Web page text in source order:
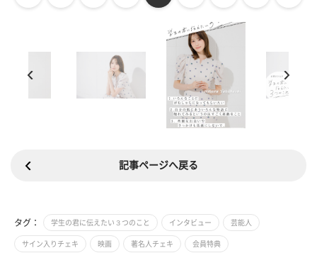
記事ページへ戻る
タグ： 学生の君に伝えたい３つのこと インタビュー 芸能人
サイン入りチェキ 映画 著名人チェキ 会員特典